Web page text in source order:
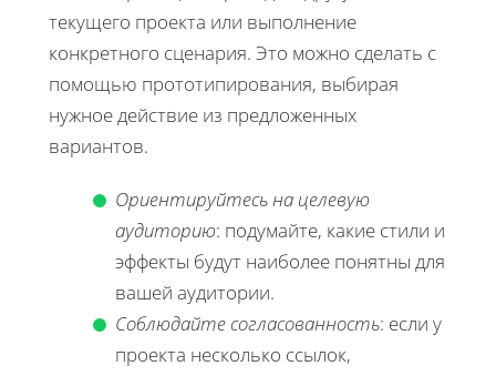
текущего проекта или выполнение
конкретного сценария. Это можно сделать с
помощью прототипирования, выбирая
нужное действие из предложенных
вариантов.
Ориентируйтесь на целевую
аудиторию: подумайте, какие стили и
эффекты будут наиболее понятны для
вашей аудитории.
Соблюдайте согласованность: если у
проекта несколько ссылок,